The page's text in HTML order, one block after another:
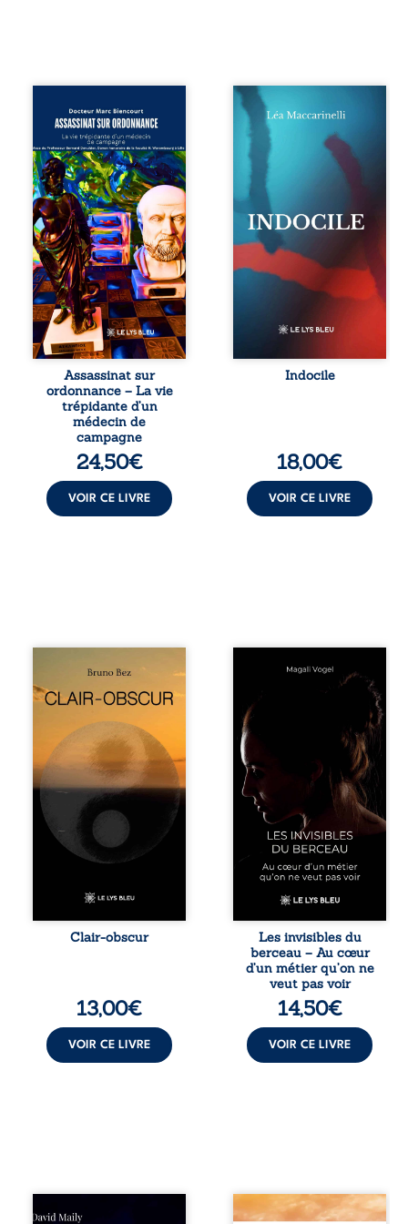
Assassinat sur
ordonnance – La
vie trépidante
d’un médecin de
campagne est la
réédition enrichie
et actualisée du
témoignage du
Docteur Marc
Biencourt, ancien
médecin de
famille, qui revient
sur son parcours
médical, syndical
et ordinal. Depuis
septembre 2013, il
raconte le long
combat qui l’a
conduit à être
écarté du corps
médical, malgré
une décision de
première instance
Assassinat sur
ordonnance – La vie
trépidante d’un
médecin de
campagne
24,50€
VOIR CE LIVRE
Quatre parties.
Quatre refus.
Quatre visages
d’une existence en
friction. Entre les
silences qu’on ne
déchiffre pas, les
amours qu’on
dérange, les corps
qu’on administre
et les liens qu’on
sabote, cet
ouvrage parle à
vivent trop fort,
trop vrai, trop tôt.
traversée. Une
langue nue. Une
Indocile
18,00€
VOIR CE LIVRE
Composé en
obscur aborde la
relations
humaines, la
nature et les
territoires à partir
d’expériences
personnelles.
Entre clarté et
obscurité, les
poèmes traduisent
les observations
façonnés au fil
portent un regard
sensible sur
invitant chacun à
Clair-obscur
13,00€
VOIR CE LIVRE
Qui prend soin de
celles et ceux
confions nos
enfants ? Derrière
la douceur
apparente des
maisons d’accueil
se joue une réalité
que nul ne
soupçonne :
rémunérations
dérisoires,
solitude,
épuisement,
responsabilités
travers des
témoignages
saisissants et sa
propre expérience,
Magali Vogel lève
le voile sur les
Les invisibles du
berceau – Au cœur
d’un métier qu’on ne
veut pas voir
14,50€
VOIR CE LIVRE
Né dans un milieu
Revenge est à la